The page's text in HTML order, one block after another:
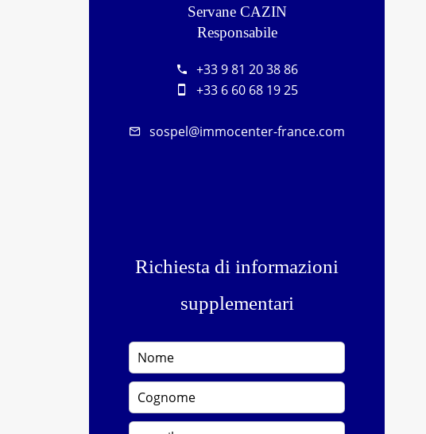
Servane CAZIN
Responsabile
+33 9 81 20 38 86
+33 6 60 68 19 25
sospel@immocenter-france.com
Richiesta di informazioni
supplementari